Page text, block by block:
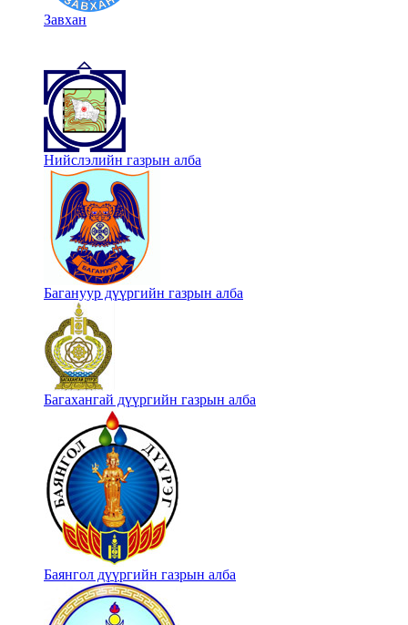
Завхан
Нийслэлийн газрын алба
Багануур дүүргийн газрын алба
Багахангай дүүргийн газрын алба
Баянгол дүүргийн газрын алба